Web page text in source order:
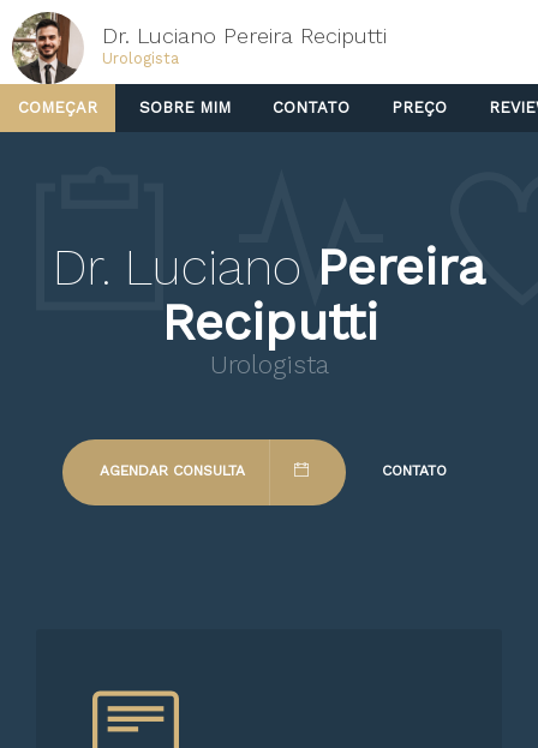
Dr. Luciano Pereira Reciputti
Urologista
COMEÇAR SOBRE MIM CONTATO PREÇO
Dr. Luciano Pereira
Reciputti
Urologista
AGENDAR CONSULTA CONTATO